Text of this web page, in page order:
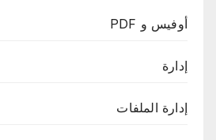
أوفيس و PDF
إدارة
إدارة الملفات